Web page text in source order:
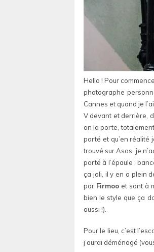
Hello ! Pour
photographe
Cannes et quand je
V devant et derrière,
on la porte,
porté et qu’en réalité
trouvé sur Asos, je
porté à l’épaule :
ça joli, il y en a plein
par Firmoo et sont à
bien le style que ça
aussi !).
Pour le lieu, c’est
j’aurai déménagé